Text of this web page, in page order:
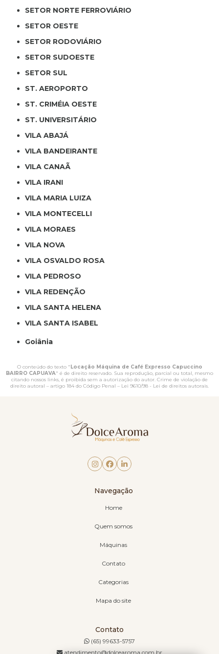
SETOR NORTE FERROVIÁRIO
SETOR OESTE
SETOR RODOVIÁRIO
SETOR SUDOESTE
SETOR SUL
ST. AEROPORTO
ST. CRIMÉIA OESTE
ST. UNIVERSITÁRIO
VILA ABAJÁ
VILA BANDEIRANTE
VILA CANAÃ
VILA IRANI
VILA MARIA LUIZA
VILA MONTECELLI
VILA MORAES
VILA NOVA
VILA OSVALDO ROSA
VILA PEDROSO
VILA REDENÇÃO
VILA SANTA HELENA
VILA SANTA ISABEL
Goiânia
O conteúdo do texto " Locação Máquina de Café Expresso Capuccino
BAIRRO CAPUAVA" é de direito reservado. Sua reprodução, parcial ou total, mesmo
citando nossos links, é proibida sem a autorização do autor. Crime de violação de
direito autoral – artigo 184 do Código Penal – Lei 9610/98 - Lei de direitos autorais.
Navegação
Home
Quem somos
Máquinas
Contato
Categorias
Mapa do site
Contato
(65) 99633-5757
atendimento@dolcearoma.com.br